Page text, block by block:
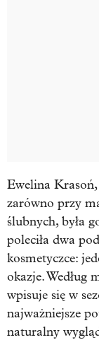
Ewelina
zarówno przy
ślubnych, była
poleciła dwa
kosmetyczce:
okazje. Według
wpisuje się w
najważniejsze
naturalny